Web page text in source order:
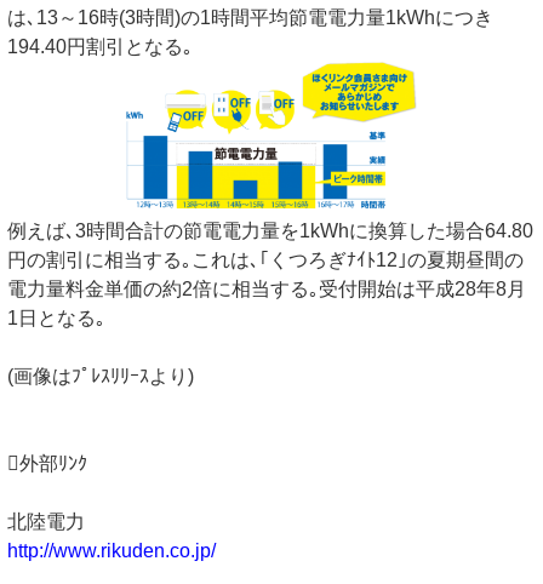
は､13～16時(3時間)の1時間平均節電電力量1kWhにつき
194.40円割引となる｡
例えば､3時間合計の節電電力量を1kWhに換算した場合64.80
円の割引に相当する｡これは､｢くつろぎﾅｲﾄ12｣の夏期昼間の
電力量料金単価の約2倍に相当する｡受付開始は平成28年8月
1日となる｡
(画像はﾌﾟﾚｽﾘﾘｰｽより)
外部ﾘﾝｸ
北陸電力
http://www.rikuden.co.jp/